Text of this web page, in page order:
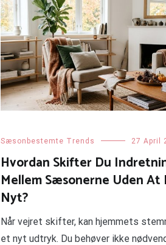
Sæsonbestemte Trends 27 April
Hvordan Skifter Du
Mellem Sæsonerne Uden At
Nyt?
Når vejret skifter, kan hjemmets
et nyt udtryk. Du behøver ikke